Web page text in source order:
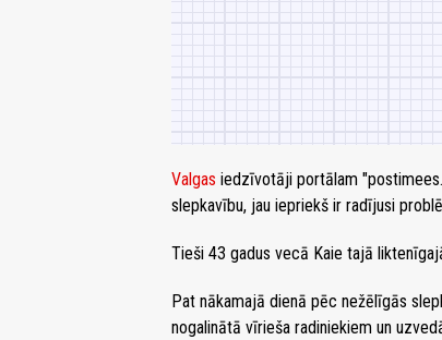
Valgas iedzīvotāji portālam
slepkavību, jau iepriekš ir radījusi
Tieši 43 gadus vecā Kaie tajā
Pat nākamajā dienā pēc nežēlīgās
nogalinātā vīrieša radiniekiem un